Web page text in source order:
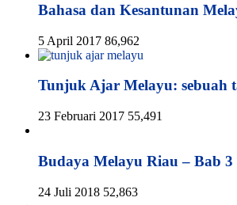
Bahasa dan Kesantunan
5 April 2017 86,962
Tunjuk Ajar Melayu: sebuah
23 Februari 2017 55,491
Budaya Melayu Riau – Bab 3
24 Juli 2018 52,863